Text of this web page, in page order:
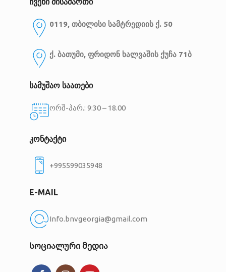
0119, თბილისი სამტრედიის ქ. 50
ქ. ბათუმი, ფრიდონ ხალვაშის ქუჩა 71ბ
სამუშაო საათები
ორშ-პარ.: 9:30 – 18.00
კონტაქტი
+995599035948
E-MAIL
Info.bnvgeorgia@gmail.com
Სოციალური მედია